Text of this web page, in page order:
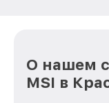
О нашем
MSI в